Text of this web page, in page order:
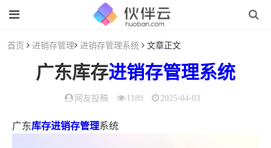
首页 进销存管理 进销存管理系统 文章正文
广东库存进销存管理系统
网友投稿 1189 2025-04-03
广东库存进销存管理系统